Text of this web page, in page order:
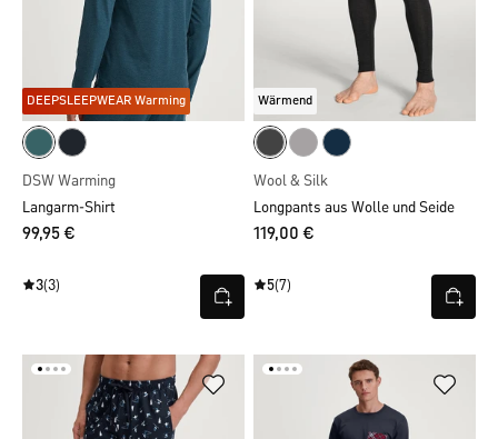
DEEPSLEEPWEAR Warming
DSW Warming
Langarm-Shirt
99,95 €
3(3)
Wärmend
Wool & Silk
Longpants aus Wolle und Seide
119,00 €
5(7)